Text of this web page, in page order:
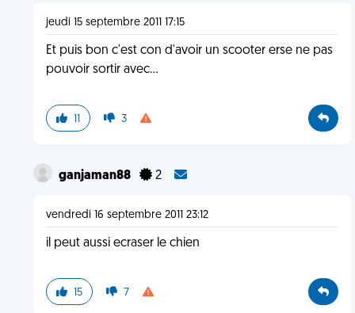
jeudi 15 septembre 2011 17:15
Et puis bon c'est con d'avoir un scooter erse ne pas
pouvoir sortir avec...
11 3
ganjaman88 2
vendredi 16 septembre 2011 23:12
il peut aussi ecraser le chien
15 7